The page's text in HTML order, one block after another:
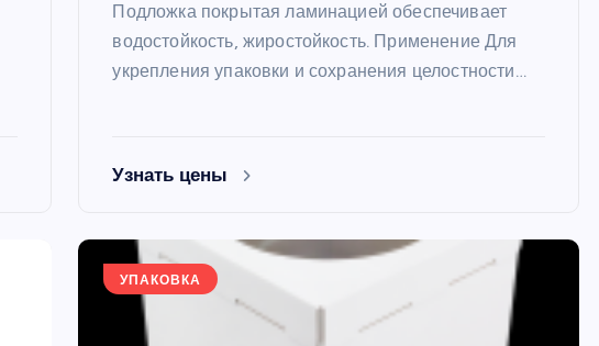
Подложка покрытая ламинацией обеспечивает
водостойкость, жиростойкость. Применение Для
укрепления упаковки и сохранения целостности…
Узнать цены
УПАКОВКА